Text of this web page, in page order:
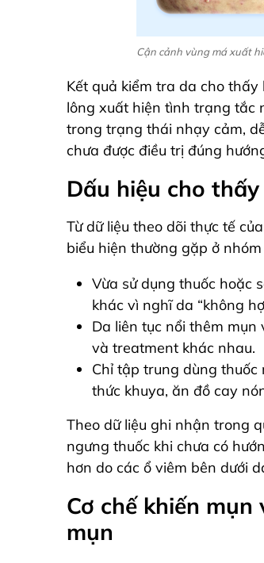
Cận cảnh vùng má xuất
Kết quả kiểm tra da cho
lông xuất hiện tình trạng tắc
trong trạng thái nhạy cảm,
chưa được điều trị đúng
Dấu hiệu cho
Từ dữ liệu theo dõi thực tế
biểu hiện thường gặp ở
Vừa sử dụng thuốc hoặc
khác vì nghĩ da “không
Da liên tục nổi thêm
và treatment khác nhau.
Chỉ tập trung dùng
thức khuya, ăn đồ cay
Theo dữ liệu ghi nhận trong
ngưng thuốc khi chưa có
hơn do các ổ viêm bên dưới
Cơ chế khiến
mụn